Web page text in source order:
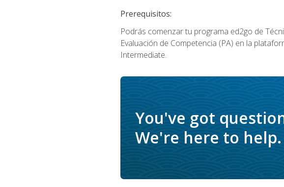
Prerequisitos:
Podrás comenzar tu programa ed2go de
Evaluación de Competencia (PA) en la
Intermediate.
You've got
We're here to help.